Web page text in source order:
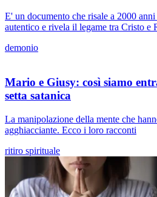
E' un documento che risale a 2000
autentico e rivela il legame tra Cristo e
demonio
Mario e Giusy: così siamo
setta satanica
La manipolazione della mente che
agghiacciante. Ecco i loro racconti
ritiro spirituale